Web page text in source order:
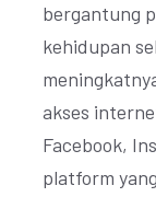
bergantung
kehidupan
akses
Facebook,
platform